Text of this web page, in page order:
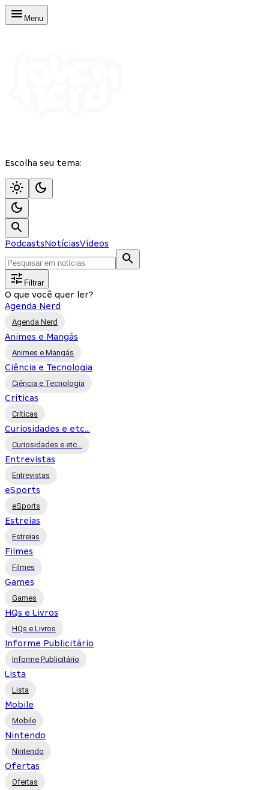
Menu
Escolha seu tema:
PodcastsNotíciasVídeos
Filtrar
O que você quer ler?
Agenda Nerd
Agenda Nerd
Animes e Mangás
Animes e Mangás
Ciência e Tecnologia
Ciência e Tecnologia
Críticas
Críticas
Curiosidades e etc...
Curiosidades e etc...
Entrevistas
Entrevistas
eSports
eSports
Estreias
Estreias
Filmes
Filmes
Games
Games
HQs e Livros
HQs e Livros
Informe Publicitário
Informe Publicitário
Lista
Lista
Mobile
Mobile
Nintendo
Nintendo
Ofertas
Ofertas